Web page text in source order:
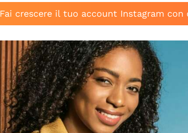
Fai crescere il tuo account Instagram